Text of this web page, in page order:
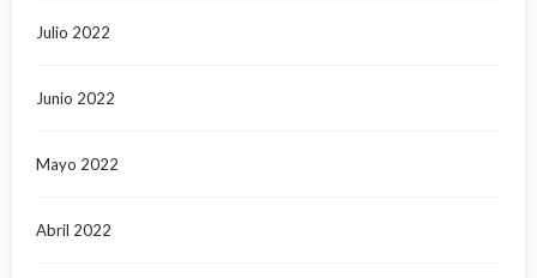
Julio 2022
Junio 2022
Mayo 2022
Abril 2022